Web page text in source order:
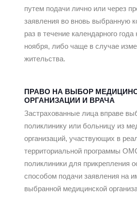
путем подачи лично или через
заявления во вновь выбранную
раз в течение календарного года
ноября, либо чаще в случае
жительства.
ПРАВО НА ВЫБОР
ОРГАНИЗАЦИИ И ВРАЧА
Застрахованные лица вправе
поликлинику или больницу из
организаций, участвующих в
территориальной программы
поликлиники для прикрепления
способом подачи заявления на
выбранной медицинской